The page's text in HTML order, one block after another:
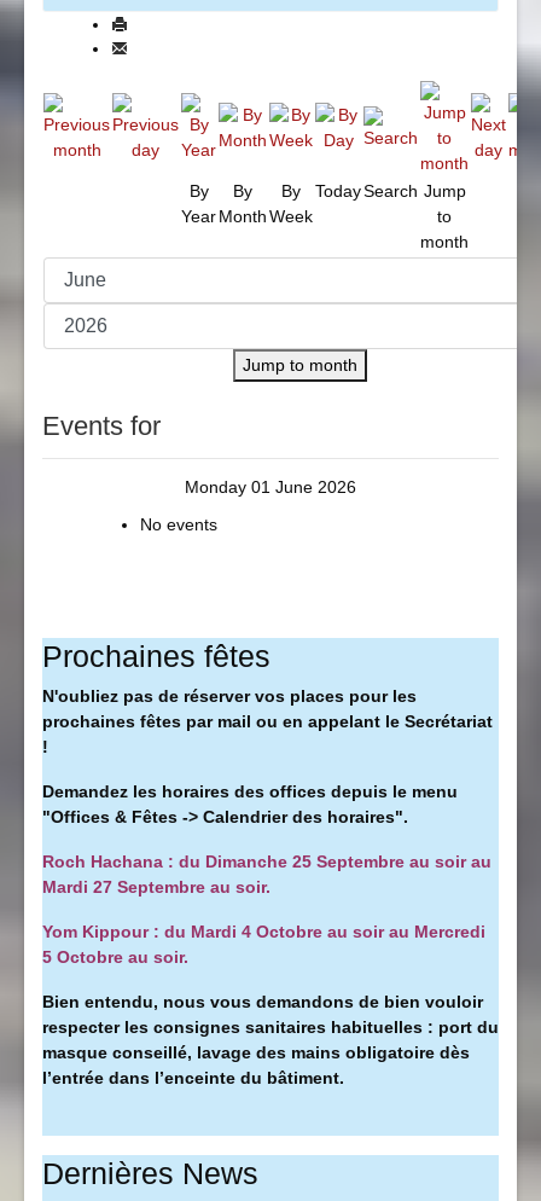
By
Year
By
Month
By
Week
TodaySearch Jump
to
month
Jump to month
Events for
Monday 01 June 2026
No events
Prochaines fêtes
N'oubliez pas de réserver vos places pour les
prochaines fêtes par mail ou en appelant le Secrétariat
!
Demandez les horaires des offices depuis le menu
"Offices & Fêtes -> Calendrier des horaires".
Roch Hachana : du Dimanche 25 Septembre au soir au
Mardi 27 Septembre au soir.
Yom Kippour : du Mardi 4 Octobre au soir au Mercredi
5 Octobre au soir.
Bien entendu, nous vous demandons de bien vouloir
respecter les consignes sanitaires habituelles : port du
masque conseillé, lavage des mains obligatoire dès
l’entrée dans l’enceinte du bâtiment.
Dernières News